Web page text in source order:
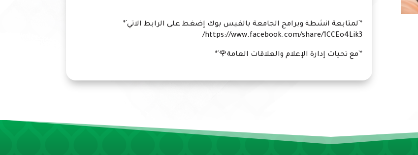
*`لمتابعة انشطة وبرامج الجامعة بالفيس بوك إضغط على الرابط الاتي`*
https://www.facebook.com/share/1CCEo4Lik3/
*`مع تحيات إدارة الإعلام والعلاقات العامة🌹`*